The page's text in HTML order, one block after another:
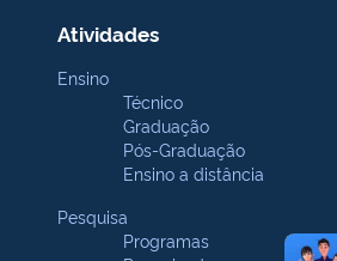
Atividades
Ensino
Técnico
Graduação
Pós-Graduação
Ensino a distância
Pesquisa
Programas